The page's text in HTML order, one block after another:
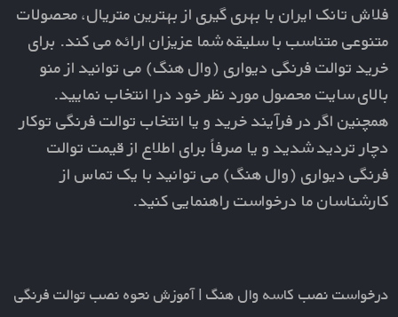
فلاش تانک ایران با بهری گیری از بهترین متریال، محصولات
متنوعی متناسب با سلیقه شما عزیزان ارائه می کند. برای
خرید توالت فرنگی دیواری (وال هنگ) می توانید از منو
بالای سایت محصول مورد نظر خود درا انتخاب نمایید.
همچنین اگر در فرآیند خرید و یا انتخاب توالت فرنگی توکار
دچار تردید شدید و یا صرفاً برای اطلاع از قیمت توالت
فرنگی دیواری (وال هنگ) می توانید با یک تماس از
کارشناسان ما درخواست راهنمایی کنید.
درخواست نصب کاسه وال هنگ | آموزش نحوه نصب توالت فرنگی